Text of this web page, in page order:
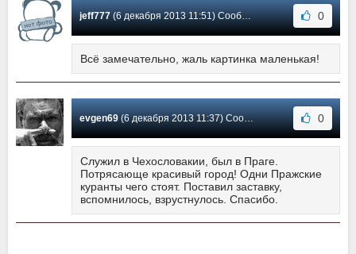
jeff777(6 декабря 2013 11:51) Сообщение #2 0
Всё замечательно, жаль картинка маленькая!
evgen69(6 декабря 2013 11:37) Сообщение #1 0
Служил в Чехословакии, был в Праге.
Потрясающе красивый город! Одни Пражские
куранты чего стоят. Поставил заставку,
вспомнилось, взрустнулось. Спасибо.